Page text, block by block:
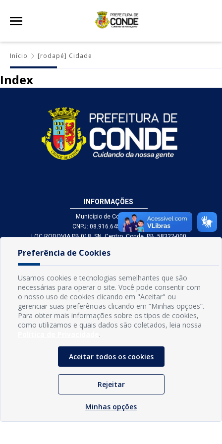
Início [rodapé] Cidade
Index
INFORMAÇÕES
Município de Conde - PB
CNPJ: 08.916.645/0001-80
LOC RODOVIA PB 018, SN, Centro, Conde, PB, 58322-000
gabinetedaprefeita@conde.pb.gov.br
Exp: Segunda a sexta, das 8h às 14h.
© Prefeitura Municipal do Conde | Desenvolvido porSogo Tecnologia
Preferência de Cookies
Usamos cookies e tecnologias semelhantes que são
necessárias para operar o site. Você pode consentir com
o nosso uso de cookies clicando em "Aceitar" ou
gerenciar suas preferências clicando em “Minhas opções”.
Para obter mais informações sobre os tipos de cookies,
como utilizamos e quais dados são coletados, leia nossa
.
Aceitar todos os cookies
Rejeitar
Minhas opções